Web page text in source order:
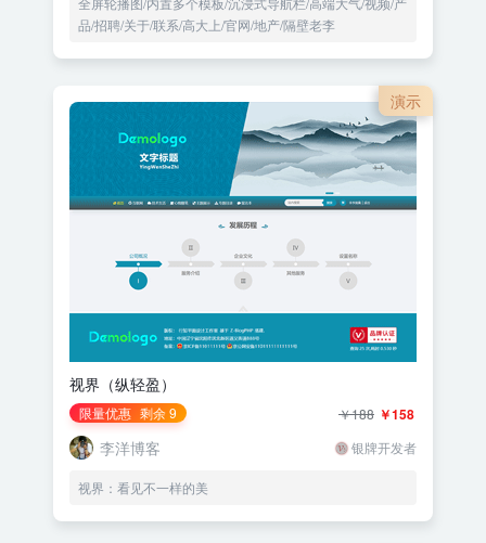
品/招聘/关于/联系/高大上/官网/地产/隔壁老李
演示
视界（纵轻盈）
限量优惠 剩余 9 ￥158
￥188
李洋博客 银牌开发者
视界：看见不一样的美